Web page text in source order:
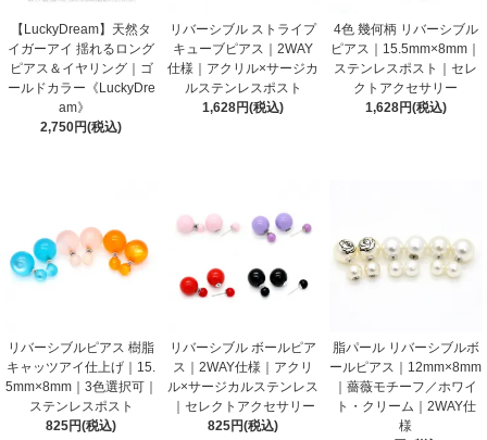
【LuckyDream】天然タ
イガーアイ 揺れるロング
ピアス＆イヤリング｜ゴ
ールドカラー《LuckyDre
am》
2,750円(税込)
リバーシブル ストライプ
キューブピアス｜2WAY
仕様｜アクリル×サージカ
ルステンレスポスト
1,628円(税込)
4色 幾何柄 リバーシブル
ピアス｜15.5mm×8mm｜
ステンレスポスト｜セレ
クトアクセサリー
1,628円(税込)
リバーシブルピアス 樹脂
キャッツアイ仕上げ｜15.
5mm×8mm｜3色選択可｜
ステンレスポスト
825円(税込)
リバーシブル ボールピア
ス｜2WAY仕様｜アクリ
ル×サージカルステンレス
｜セレクトアクセサリー
825円(税込)
脂パール リバーシブルボ
ールピアス｜12mm×8mm
｜薔薇モチーフ／ホワイ
ト・クリーム｜2WAY仕
様